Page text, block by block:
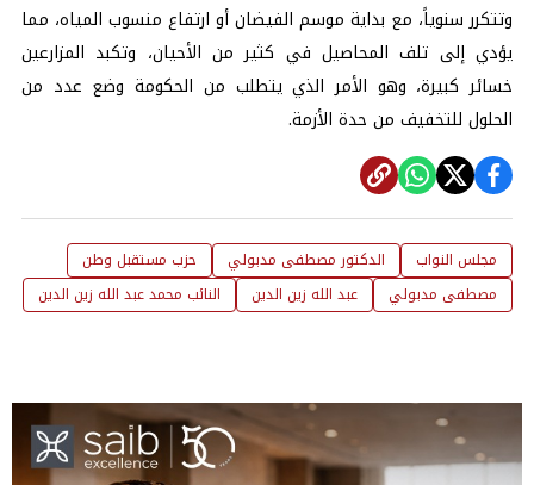
وتتكرر سنوياً، مع بداية موسم الفيضان أو ارتفاع منسوب المياه، مما
يؤدي إلى تلف المحاصيل في كثير من الأحيان، وتكبد المزارعين
خسائر كبيرة، وهو الأمر الذي يتطلب من الحكومة وضع عدد من
الحلول للتخفيف من حدة الأزمة.
مجلس النواب الدكتور مصطفى مدبولي
حزب مستقبل وطن
مصطفى مدبولي
عبد الله زين الدين النائب محمد عبد الله زين الدين